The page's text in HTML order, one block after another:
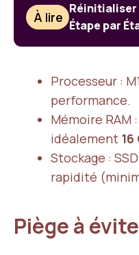
À lire
Réinitialiser
Étape par
Processeur :
performance.
Mémoire RAM
idéalement 16
Stockage :
rapidité
Piège à